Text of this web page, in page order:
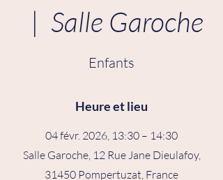
  |
Salle Garoche
Enfants
Heure et lieu
04 févr. 2026, 13:30 – 14:30
Salle Garoche, 12 Rue Jane Dieulafoy,
31450 Pompertuzat, France